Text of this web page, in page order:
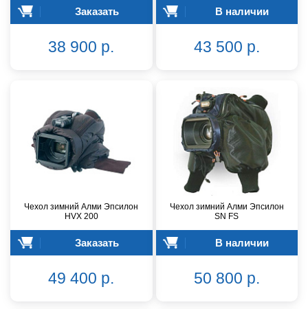
Заказать
38 900 р.
В наличии
43 500 р.
Чехол зимний Алми Эпсилон
HVX 200
Заказать
49 400 р.
Чехол зимний Алми Эпсилон
SN FS
В наличии
50 800 р.